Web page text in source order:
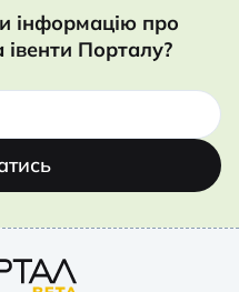
інформацію про
Порталу?